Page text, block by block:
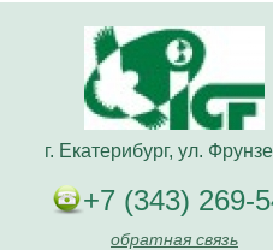
г. Екатерибург, ул.
+7 (343) 269-
обратная связь